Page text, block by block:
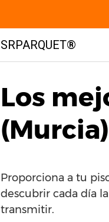
SRPARQUET®
Los
(Murcia)
Proporciona a tu
descubrir cada día
transmitir.